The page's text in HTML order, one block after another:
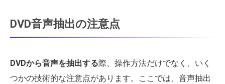
DVD音声抽出の注意点
DVDから音声を抽出する際、操作方法だけでなく、いく
つかの技術的な注意点があります。ここでは、音声抽出